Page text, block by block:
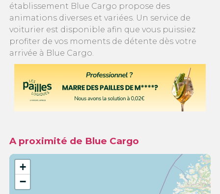
établissement Blue Cargo propose des
animations diverses et variées. Un service de
voiturier est disponible afin que vous puissiez
profiter de vos moments de détente dès votre
arrivée à Blue Cargo.
A proximité de Blue Cargo
+
−